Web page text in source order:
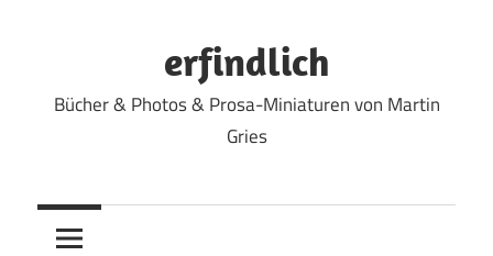
erfindlich
Bücher & Photos & Prosa-Miniaturen von Martin
Gries